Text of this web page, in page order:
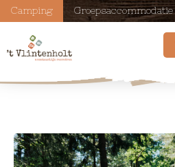
Camping Groepsaccommodatie